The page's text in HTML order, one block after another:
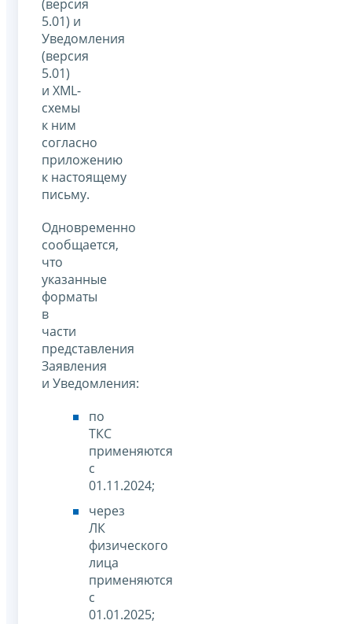
(версия
5.01) и
Уведомления
(версия
5.01)
и XML-
схемы
к ним
согласно
приложению
к настоящему
письму.
Одновременно
сообщается,
что
указанные
форматы
в
части
представления
Заявления
и Уведомления:
по
ТКС
применяются
с
01.11.2024;
через
ЛК
физического
лица
применяются
с
01.01.2025;